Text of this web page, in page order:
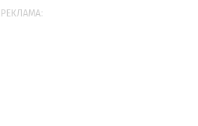
РЕКЛАМА: